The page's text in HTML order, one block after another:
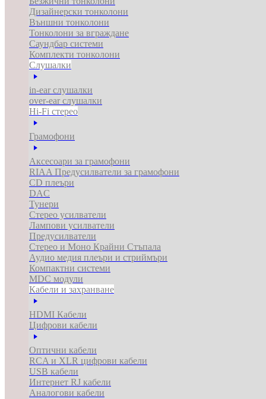
Дизайнерски тонколони
Външни тонколони
Тонколони за вграждане
Саундбар системи
Комплекти тонколони
Слушалки
in-ear слушалки
over-ear слушалки
Hi-Fi стерео
Грамофони
Аксесоари за грамофони
RIAA Предусилватели за грамофони
CD плеъри
DAC
Тунери
Стерео усилватели
Лампови усилватели
Предусилватели
Стерео и Моно Крайни Стъпала
Аудио медия плеъри и стриймъри
Компактни системи
MDC модули
Кабели и захранване
HDMI Кабели
Цифрови кабели
Оптични кабели
RCA и XLR цифрови кабели
USB кабели
Интернет RJ кабели
Аналогови кабели